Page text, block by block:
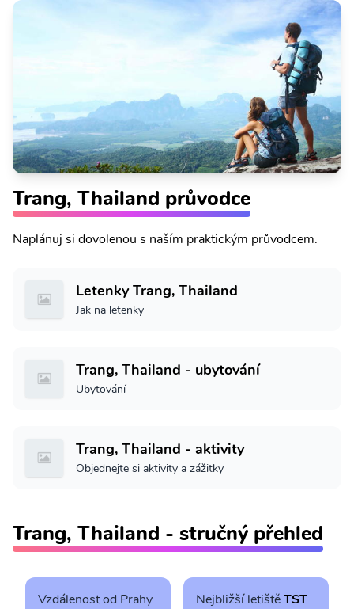
Trang, Thailand průvodce
Naplánuj si dovolenou s naším praktickým průvodcem.
Letenky Trang, Thailand
Jak na letenky
Trang, Thailand - ubytování
Ubytování
Trang, Thailand - aktivity
Objednejte si aktivity a zážitky
Trang, Thailand - stručný přehled
Vzdálenost od Prahy
Nejbližší letištěTST